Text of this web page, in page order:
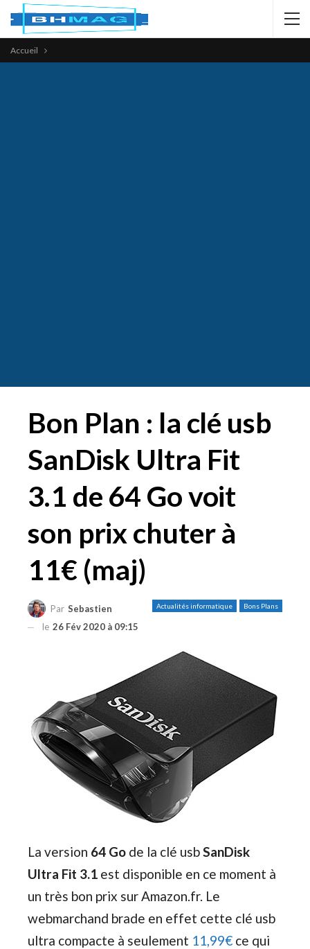
Accueil
Bon Plan : la clé usb
SanDisk Ultra Fit
3.1 de 64 Go voit
son prix chuter à
11€ (maj)
Actualités informatique Bons Plans
Par Sebastien
le 26 Fév 2020 à 09:15
La version 64 Go de la clé usbSanDisk
Ultra Fit 3.1 est disponible en ce moment à
un très bon prix sur Amazon.fr. Le
webmarchand brade en effet cette clé usb
ultra compacte à seulement 11,99€ ce qui